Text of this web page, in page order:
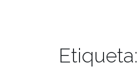
Etiqueta: